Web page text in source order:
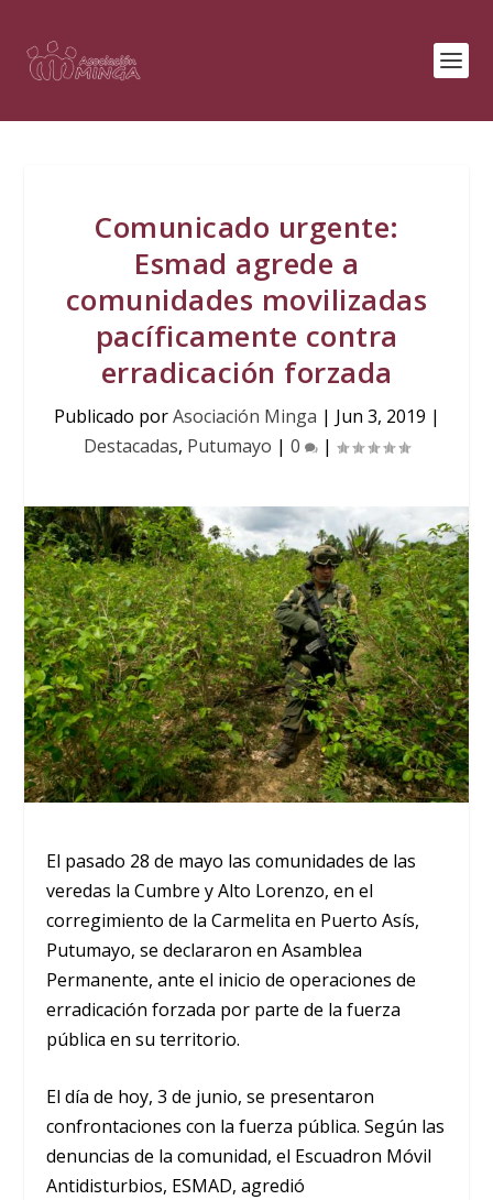
Comunicado urgente:
Esmad agrede a
comunidades movilizadas
pacíficamente contra
erradicación forzada
Publicado porAsociación Minga | Jun 3, 2019 |
Destacadas, Putumayo | 0 |
El pasado 28 de mayo las comunidades de las
veredas la Cumbre y Alto Lorenzo, en el
corregimiento de la Carmelita en Puerto Asís,
Putumayo, se declararon en Asamblea
Permanente, ante el inicio de operaciones de
erradicación forzada por parte de la fuerza
pública en su territorio.
El día de hoy, 3 de junio, se presentaron
confrontaciones con la fuerza pública. Según las
denuncias de la comunidad, el Escuadron Móvil
Antidisturbios, ESMAD, agredió